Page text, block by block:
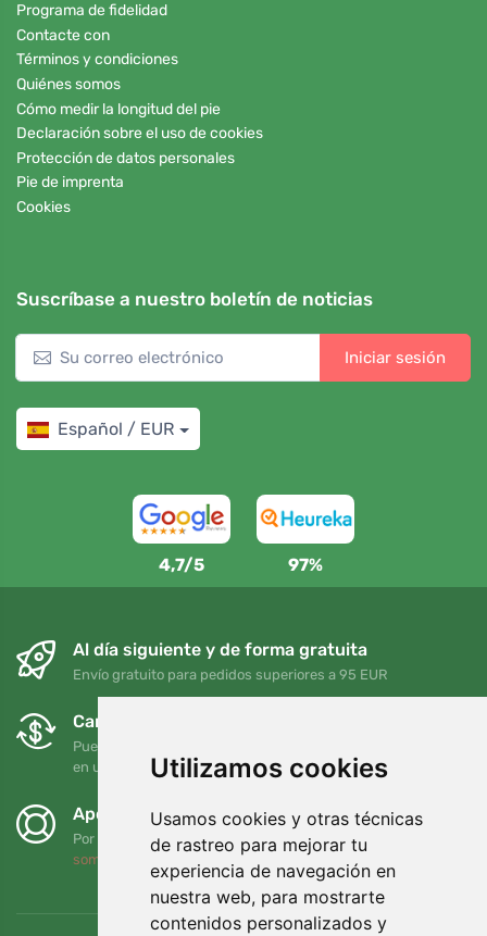
Utilizamos cookies
Usamos cookies y otras técnicas
de rastreo para mejorar tu
experiencia de navegación en
nuestra web, para mostrarte
contenidos personalizados y
Programa de fidelidad
Contacte con
Términos y condiciones
Quiénes somos
Cómo medir la longitud del pie
Declaración sobre el uso de cookies
Protección de datos personales
Pie de imprenta
Cookies
Suscríbase a nuestro boletín de noticias
Iniciar sesión
Español / EUR
4,7/5 97%
Al día siguiente y de forma gratuita
Envío gratuito para pedidos superiores a 95 EUR
Cambios y devoluciones gratuitos
Puede devolver o cambiar su pedido en cualquier momento
en un plazo de 90 días
Apoyamos a Trees.org
Por cada pedido plantamos un árbol. Leer más
somos